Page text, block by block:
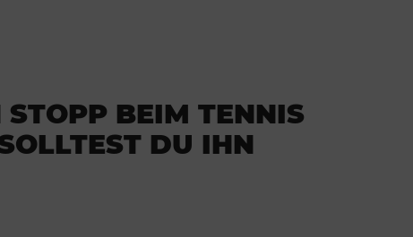
BEIM TENNIS
DU IHN